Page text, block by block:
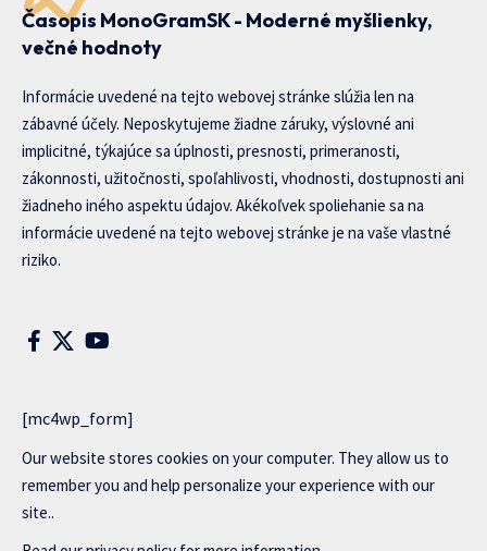
Časopis MonoGramSK - Moderné myšlienky,
večné hodnoty
Informácie uvedené na tejto webovej stránke slúžia len na
zábavné účely. Neposkytujeme žiadne záruky, výslovné ani
implicitné, týkajúce sa úplnosti, presnosti, primeranosti,
zákonnosti, užitočnosti, spoľahlivosti, vhodnosti, dostupnosti ani
žiadneho iného aspektu údajov. Akékoľvek spoliehanie sa na
informácie uvedené na tejto webovej stránke je na vaše vlastné
riziko.
[mc4wp_form]
Our website stores cookies on your computer. They allow us to
remember you and help personalize your experience with our
site..